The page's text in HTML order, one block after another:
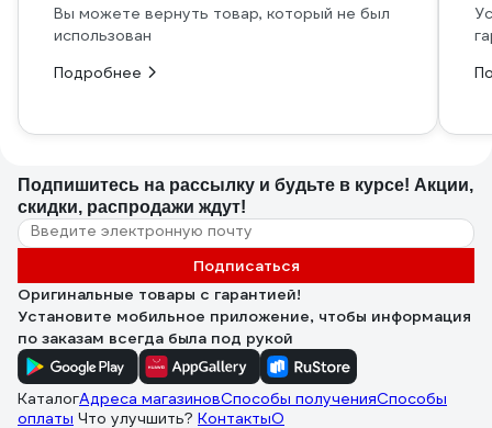
Вы можете вернуть товар, который не был
использован
Подробнее
Подпишитесь на рассылку и будьте в курсе! Акции,
скидки, распродажи ждут!
Подписаться
Оригинальные товары с гарантией!
Установите мобильное приложение, чтобы информация
по заказам всегда была под рукой
КаталогАдреса магазиновСпособы полученияСпособы
оплаты Что улучшить? КонтактыО